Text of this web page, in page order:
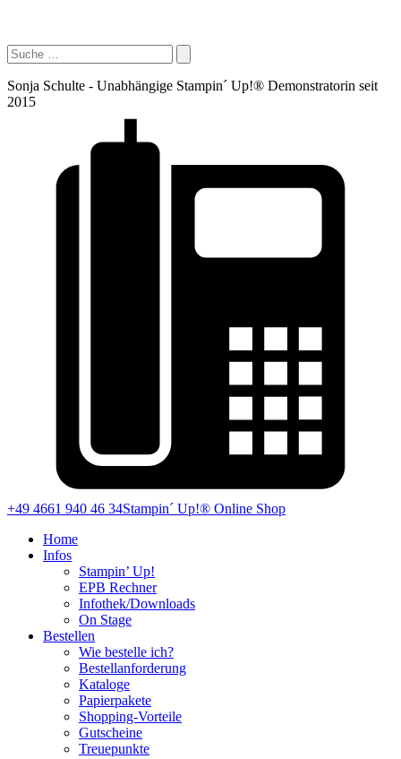
Sonja Schulte - Unabhängige Stampin´ Up!® Demonstratorin seit
2015
+49 4661 940 46 34Stampin´ Up!® Online Shop
Home
Infos
Stampin’ Up!
EPB Rechner
Infothek/Downloads
On Stage
Bestellen
Wie bestelle ich?
Bestellanforderung
Kataloge
Papierpakete
Shopping-Vorteile
Gutscheine
Treuepunkte